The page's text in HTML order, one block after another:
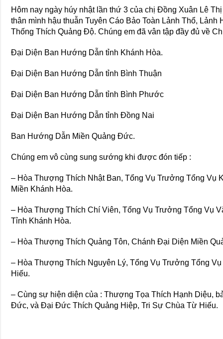
Hôm nay ngày húy nhật lần thứ 3 của chị Đồng Xuân Lê
thân mình hậu thuẫn Tuyên Cáo Bảo Toàn Lảnh Thổ,
Thống Thích Quảng Độ. Chúng em đã vân tập đầy đủ về
Đại Diện Ban Hướng Dẫn tỉnh Khánh Hòa.
Đại Diện Ban Hướng Dẫn tỉnh Bình Thuận
Đại Diện Ban Hướng Dẫn tỉnh Bình Phước
Đại Diện Ban Hướng Dẫn tỉnh Đồng Nai
Ban Hướng Dẫn Miền Quảng Đức.
Chúng em vô cùng sung sướng khi được đón tiếp :
– Hòa Thượng Thích Nhật Ban, Tổng Vụ Trưởng Tổng Vụ
Miền Khánh Hòa.
– Hòa Thượng Thích Chí Viên, Tổng Vụ Trưởng Tổng Vụ
Tỉnh Khánh Hòa.
– Hòa Thượng Thích Quảng Tôn, Chánh Đại Diện Miền
– Hòa Thượng Thích Nguyên Lý, Tổng Vụ Trưởng Tổng
Hiếu.
– Cùng sự hiện diện của : Thượng Tọa Thích Hạnh Diệu,
Đức, và Đại Đức Thích Quảng Hiệp, Tri Sự Chùa Từ Hiếu.